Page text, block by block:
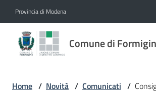
Provincia di Modena
Comune di
Comune
di
Home / Novità / Comunicati /